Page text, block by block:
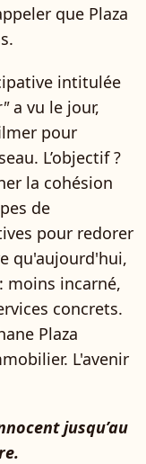
que Plaza
intitulée
a vu le jour,
pour
L’objectif ?
la cohésion
de
pour redorer
qu'aujourd'hui,
moins incarné,
concrets.
Plaza
L'avenir
jusqu’au